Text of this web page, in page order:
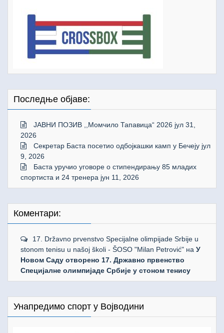
Последње објаве:
ЈАВНИ ПОЗИВ ,,Момчило Тапавица“ 2026 јул 31,
2026
Секретар Баста посетио одбојкашки камп у Бечеју јул
9, 2026
Баста уручио уговоре о стипендирању 85 младих
спортиста и 24 тренера јун 11, 2026
Коментари:
17. Državno prvenstvo Specijalne olimpijade Srbije u
stonom tenisu u našoj školi - ŠOSO "Milan Petrović" на У
Новом Саду отворено 17. Државно првенство
Специјалне олимпијаде Србије у стоном тенису
Унапредимо спорт у Војводини